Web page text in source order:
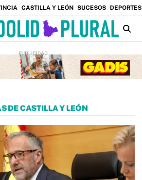
CASTILLA Y LEÓN SUCESOS DEPORTES
DE CASTILLA Y LEÓN